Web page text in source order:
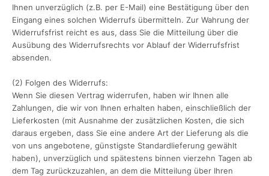
Ihnen unverzüglich (z.B. per E-Mail) eine Bestätigung über den
Eingang eines solchen Widerrufs übermitteln. Zur Wahrung der
Widerrufsfrist reicht es aus, dass Sie die Mitteilung über die
Ausübung des Widerrufsrechts vor Ablauf der Widerrufsfrist
absenden.
(2) Folgen des Widerrufs:
Wenn Sie diesen Vertrag widerrufen, haben wir Ihnen alle
Zahlungen, die wir von Ihnen erhalten haben, einschließlich der
Lieferkosten (mit Ausnahme der zusätzlichen Kosten, die sich
daraus ergeben, dass Sie eine andere Art der Lieferung als die
von uns angebotene, günstigste Standardlieferung gewählt
haben), unverzüglich und spätestens binnen vierzehn Tagen ab
dem Tag zurückzuzahlen, an dem die Mitteilung über Ihren